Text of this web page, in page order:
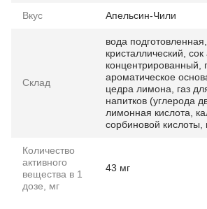
Вкус Апельсин-Чили
Склад
вода
кристаллический,
концентрированный,
ароматическое
цедра лимона, газ
напитков (углерода
лимонная кислота,
сорбиновой кислоты,
Количество
активного
вещества в 1
дозе, мг
43 мг